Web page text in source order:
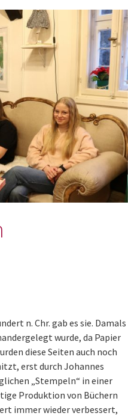
n. Chr. gab es sie. Damals
wurde, da Papier
diese Seiten auch noch
erst durch Johannes
„Stempeln“ in einer
Produktion von Büchern
immer wieder verbessert,